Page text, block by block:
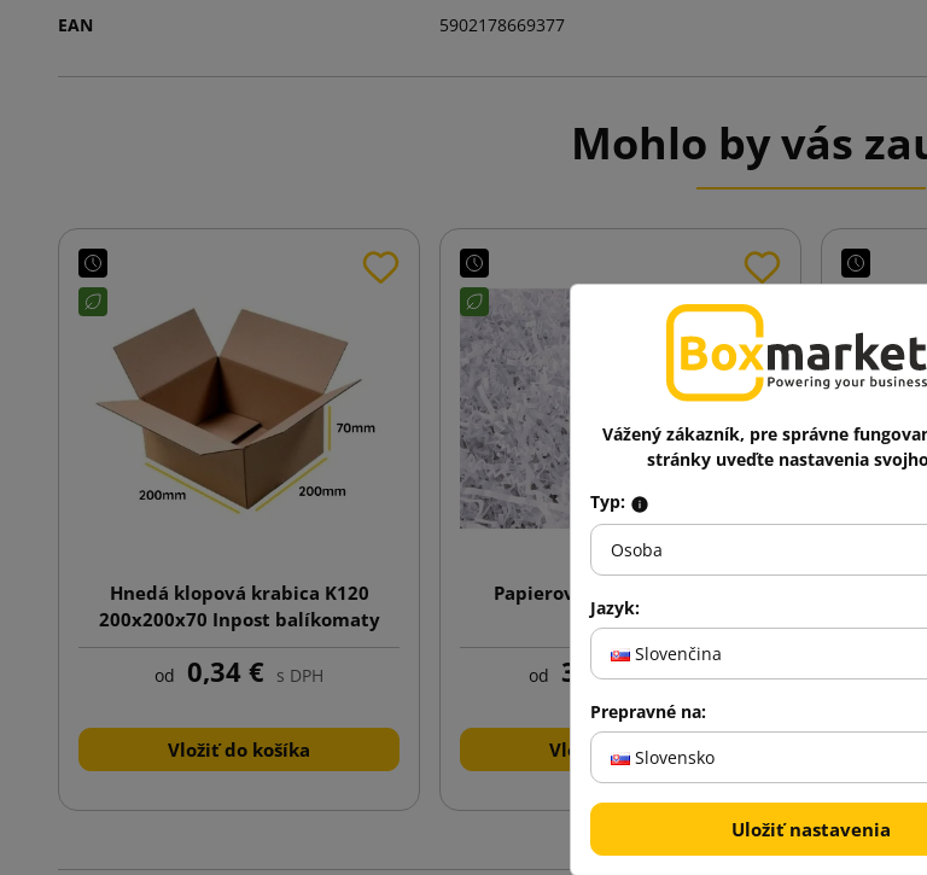
EAN
5902178669377
Mohlo by vás
Hnedá klopová krabica K120
200x200x70 Inpost balíkomaty
veľkosť A
od 0,34 € s DPH
Vložiť do košíka
Papierové hobliny biele 5kg
od 33,51 € s DPH
Vložiť do košíka
Vážený zákazník, pre správne
stránky uveďte nastavenia
Typ:
Osoba
Jazyk:
Slovenčina
Prepravné na:
Slovensko
Uložiť nastavenia